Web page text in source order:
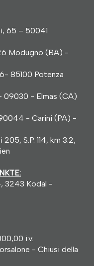
65 – 50041
Modugno (BA) -
85100 Potenza
09030 - Elmas (CA)
90044 - Carini (PA) -
S.P. 114, km 3.2,
3243 Kodal -
i.v.
- Chiusi della